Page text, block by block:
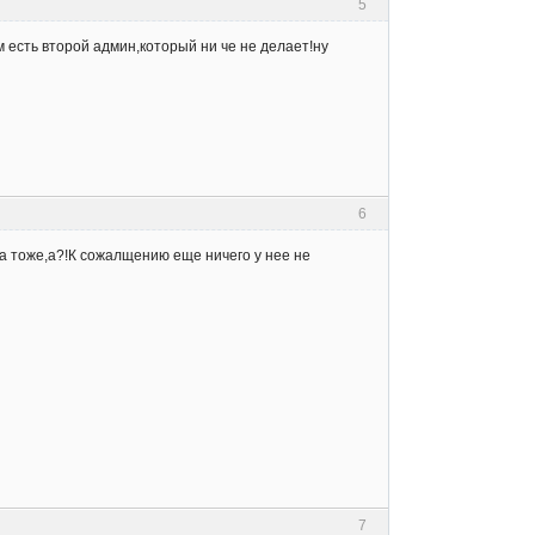
5
второй админ,который ни че не делает!ну
6
тоже,а?!К сожалщению еще ничего у нее не
7